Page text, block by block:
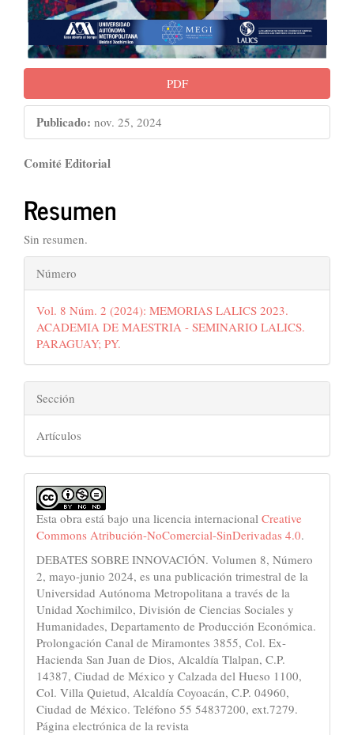
PDF
Publicado: nov. 25, 2024
Contenido
principal
del
artículo
Comité Editorial
Resumen
Sin resumen.
Detalles
del
artículo
Número
Vol. 8 Núm. 2 (2024): MEMORIAS LALICS 2023.
ACADEMIA DE MAESTRIA - SEMINARIO LALICS.
PARAGUAY; PY.
Sección
Artículos
Esta obra está bajo una licencia internacional Creative
Commons Atribución-NoComercial-SinDerivadas 4.0.
DEBATES SOBRE INNOVACIÓN. Volumen 8, Número
2, mayo-junio 2024, es una publicación trimestral de la
Universidad Autónoma Metropolitana a través de la
Unidad Xochimilco, División de Ciencias Sociales y
Humanidades, Departamento de Producción Económica.
Prolongación Canal de Miramontes 3855, Col. Ex-
Hacienda San Juan de Dios, Alcaldía Tlalpan, C.P.
14387, Ciudad de México y Calzada del Hueso 1100,
Col. Villa Quietud, Alcaldía Coyoacán, C.P. 04960,
Ciudad de México. Teléfono 55 54837200, ext.7279.
Página electrónica de la revista